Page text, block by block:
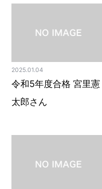
2025.01.04
令和5年度合格 宮里憲
太郎さん